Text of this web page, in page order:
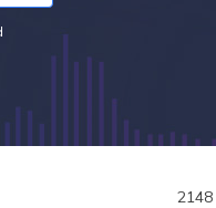
2148